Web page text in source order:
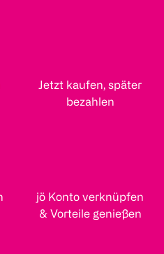
Jetzt kaufen, später
bezahlen
jö Konto verknüpfen
& Vorteile genießen